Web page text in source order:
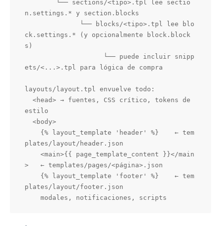
n.settings.* y section.blocks
ck.settings.* (y opcionalmente block.block
s)
ets/<...>.tpl para lógica de compra
layouts/layout.tpl envuelve todo:
estilo
plates/layout/header.json
>   ← templates/pages/<página>.json
plates/layout/footer.json